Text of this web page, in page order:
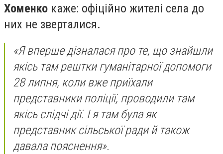
Хоменко каже: офіційно жителі села до
них не зверталися.
«Я вперше дізналася про те, що знайшли
якісь там рештки гуманітарної допомоги
28 липня, коли вже приїхали
представники поліції, проводили там
якісь слідчі дії. І я там була як
представник сільської ради й також
давала пояснення».